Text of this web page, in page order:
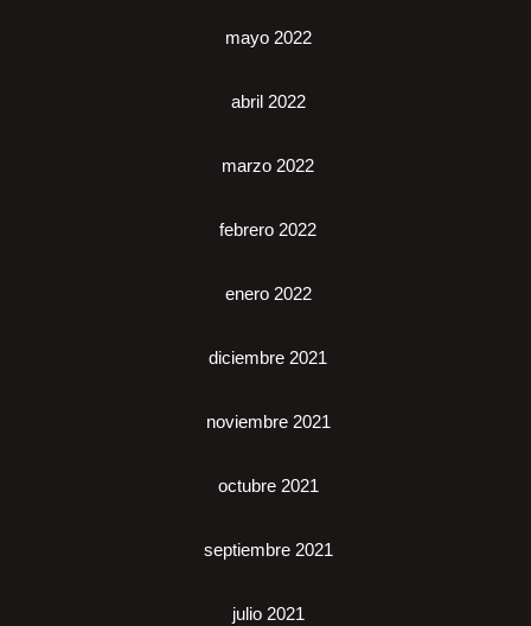
mayo 2022
abril 2022
marzo 2022
febrero 2022
enero 2022
diciembre 2021
noviembre 2021
octubre 2021
septiembre 2021
julio 2021